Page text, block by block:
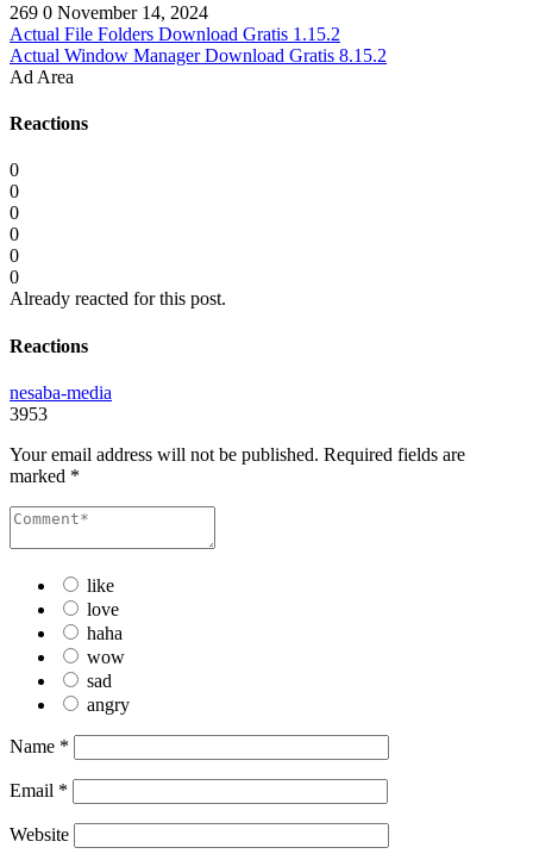
269 0 November 14, 2024
Actual File Folders Download Gratis 1.15.2
Actual Window Manager Download Gratis 8.15.2
Ad Area
Reactions
0
0
0
0
0
0
Already reacted for this post.
Reactions
nesaba-media
3953
Your email address will not be published. Required fields are
marked *
like
love
haha
wow
sad
angry
Name *
Email *
Website